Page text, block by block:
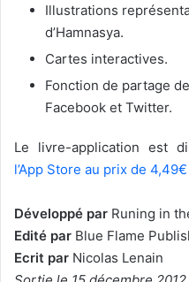
Illustrations
d’Hamnasya.
Cartes interactives.
Fonction de partage
Facebook et Twitter.
Le livre-application est
l’App Store au prix de 4,49€
Développé par Runing in
Edité par Blue Flame
Ecrit par Nicolas Lenain